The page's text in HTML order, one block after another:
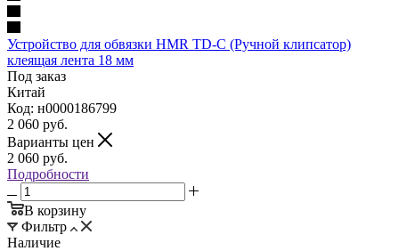
Устройство для обвязки HMR TD-С (Ручной клипсатор)
клеящая лента 18 мм
Под заказ
Китай
Код: н0000186799
2 060 руб.
Варианты цен
2 060 руб.
Подробности
В корзину
Фильтр
Наличие